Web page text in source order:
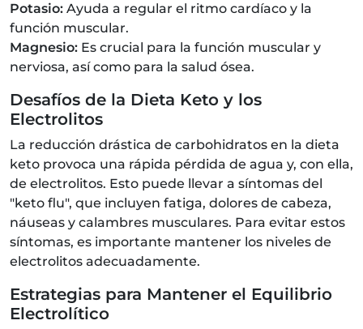
Potasio: Ayuda a regular el ritmo cardíaco y la
función muscular.
Magnesio: Es crucial para la función muscular y
nerviosa, así como para la salud ósea.
Desafíos de la Dieta Keto y los
Electrolitos
La reducción drástica de carbohidratos en la dieta
keto provoca una rápida pérdida de agua y, con ella,
de electrolitos. Esto puede llevar a síntomas del
"keto flu", que incluyen fatiga, dolores de cabeza,
náuseas y calambres musculares. Para evitar estos
síntomas, es importante mantener los niveles de
electrolitos adecuadamente.
Estrategias para Mantener el Equilibrio
Electrolítico